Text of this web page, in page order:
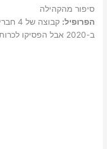
סיפור מהקהילה
הפרופיל:
ב-2020 אבל הפסיקו לכרות כי "שום דבר לא קרה".